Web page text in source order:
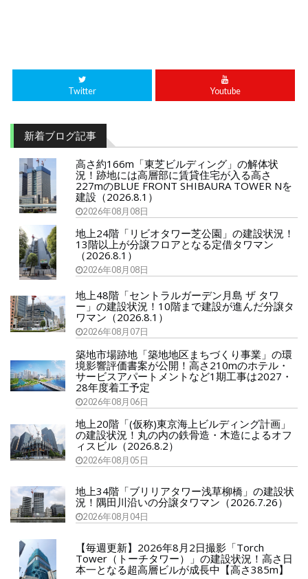
Twitter Youtube
新着ブログ記事
高さ約166m「東芝ビルディング」の解体状
況！跡地には高層部に賃貸住宅が入る高さ
227mのBLUE FRONT SHIBAURA TOWER Nを
建設（2026.8.1）
2026年08月08日
地上24階「リビオタワー芝公園」の建設状況！
13階以上が分譲フロアとなる定借タワマン
（2026.8.1）
2026年08月08日
地上48階「セントラルガーデン月島 ザ タワ
ー」の建設状況！10階まで建設が進んだ分譲タ
ワマン（2026.8.1）
2026年08月07日
築地市場跡地「築地地区まちづくり事業」の環
境影響評価書案が公開！高さ210mのホテル・
サービスアパートメントなど1期工事は2027・
28年度着工予定
2026年08月06日
地上20階「(仮称)東京海上ビルディング計画」
の建設状況！丸の内の鉄骨造・木造によるオフ
ィスビル（2026.8.2）
2026年08月05日
地上34階「ブリリアタワー浅草柳橋」の建設状
況！隅田川沿いの分譲タワマン（2026.7.26）
2026年08月04日
【毎週更新】2026年8月2日撮影「Torch
Tower（トーチタワー）」の建設状況！高さ日
本一となる超高層ビルが成長中【高さ385m】